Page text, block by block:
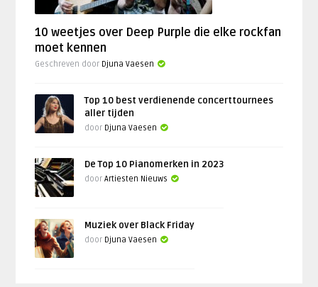
10 weetjes over Deep Purple die elke rockfan
moet kennen
Geschreven door Djuna Vaesen
Top 10 best verdienende concerttournees
aller tijden
door Djuna Vaesen
De Top 10 Pianomerken in 2023
doorArtiesten Nieuws
Muziek over Black Friday
door Djuna Vaesen